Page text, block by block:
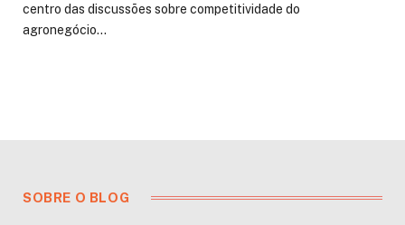
centro das discussões sobre competitividade do
agronegócio…
SOBRE O BLOG